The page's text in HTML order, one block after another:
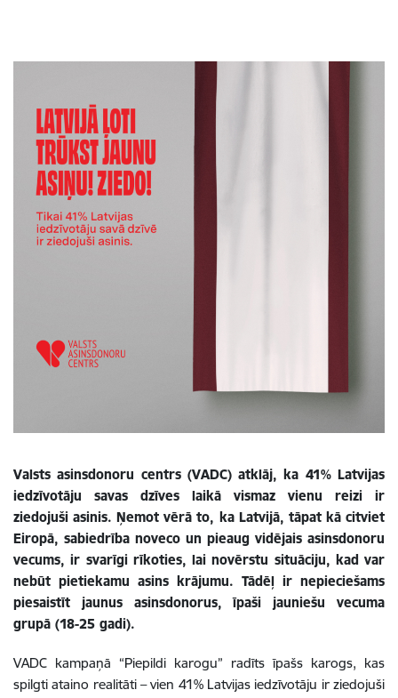
Valsts asinsdonoru centrs (VADC) atklāj, ka 41% Latvijas
iedzīvotāju savas dzīves laikā vismaz vienu reizi ir
ziedojuši asinis. Ņemot vērā to, ka Latvijā, tāpat kā citviet
Eiropā, sabiedrība noveco un pieaug vidējais asinsdonoru
vecums, ir svarīgi rīkoties, lai novērstu situāciju, kad var
nebūt pietiekamu asins krājumu. Tādēļ ir nepieciešams
piesaistīt jaunus asinsdonorus, īpaši jauniešu vecuma
grupā (18-25 gadi).
VADC kampaņā “Piepildi karogu” radīts īpašs karogs, kas
spilgti ataino realitāti – vien 41% Latvijas iedzīvotāju ir ziedojuši